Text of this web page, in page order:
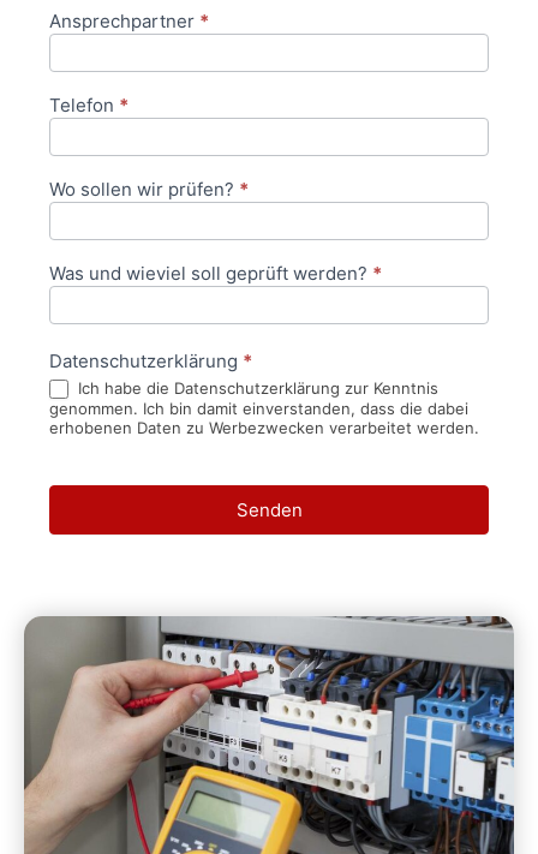
Ansprechpartner *
Telefon *
Wo sollen wir prüfen? *
Was und wieviel soll geprüft werden? *
Datenschutzerklärung *
Ich habe die Datenschutzerklärung zur Kenntnis
genommen. Ich bin damit einverstanden, dass die dabei
erhobenen Daten zu Werbezwecken verarbeitet werden.
Senden